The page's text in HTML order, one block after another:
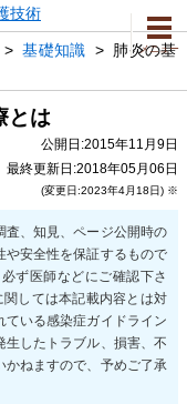
メニュー
>基礎知識 > 肺炎の基
とは
公開日:2015年11月9日
最終更新日:2018年05月06日
(変更日:2023年4月18日) ※